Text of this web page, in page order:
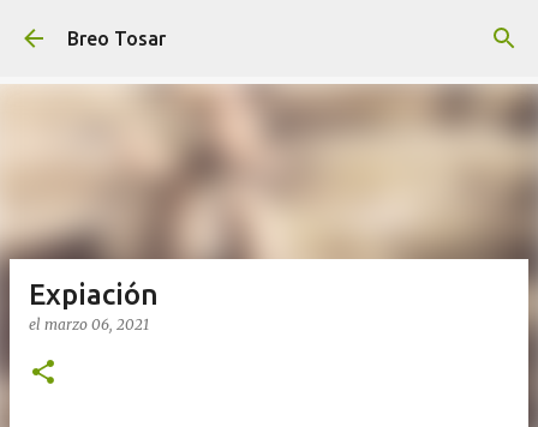
Breo Tosar
Expiación
el marzo 06, 2021